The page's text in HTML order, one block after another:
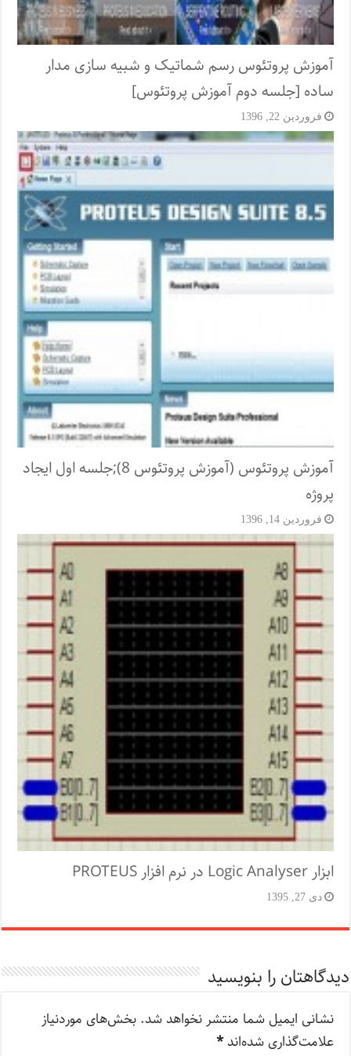
آموزش پروتئوس رسم شماتیک و شبیه سازی مدار
ساده [جلسه دوم آموزش پروتئوس]
فروردین 22, 1396
آموزش پروتئوس (آموزش پروتئوس 8);جلسه اول ایجاد
پروژه
فروردین 14, 1396
ابزار Logic Analyser در نرم افزار PROTEUS
دی 27, 1395
دیدگاهتان را بنویسید
نشانی ایمیل شما منتشر نخواهد شد. بخش‌های موردنیاز
علامت‌گذاری شده‌اند*